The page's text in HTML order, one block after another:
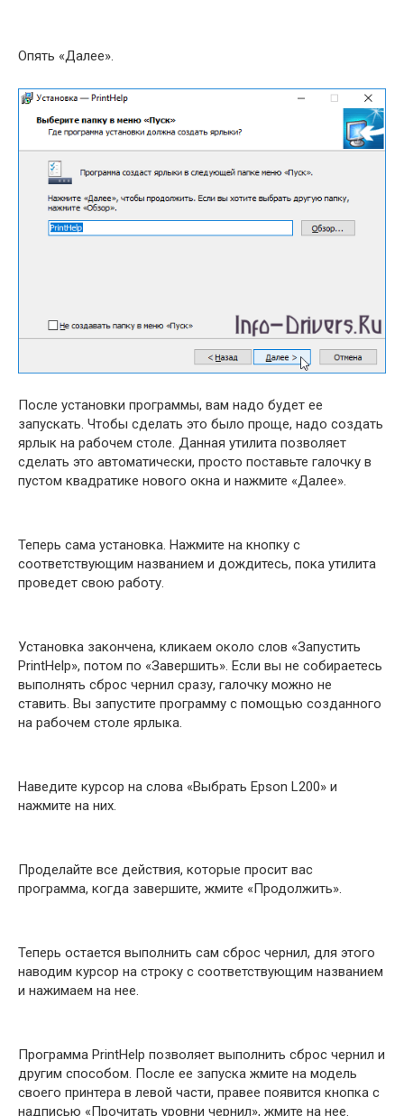
Опять «Далее».
После установки программы, вам надо будет ее
запускать. Чтобы сделать это было проще, надо создать
ярлык на рабочем столе. Данная утилита позволяет
сделать это автоматически, просто поставьте галочку в
пустом квадратике нового окна и нажмите «Далее».
Теперь сама установка. Нажмите на кнопку с
соответствующим названием и дождитесь, пока утилита
проведет свою работу.
Установка закончена, кликаем около слов «Запустить
PrintHelp», потом по «Завершить». Если вы не собираетесь
выполнять сброс чернил сразу, галочку можно не
ставить. Вы запустите программу с помощью созданного
на рабочем столе ярлыка.
Наведите курсор на слова «Выбрать Epson L200» и
нажмите на них.
Проделайте все действия, которые просит вас
программа, когда завершите, жмите «Продолжить».
Теперь остается выполнить сам сброс чернил, для этого
наводим курсор на строку с соответствующим названием
и нажимаем на нее.
Программа PrintHelp позволяет выполнить сброс чернил и
другим способом. После ее запуска жмите на модель
своего принтера в левой части, правее появится кнопка с
надписью «Прочитать уровни чернил», жмите на нее.